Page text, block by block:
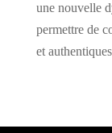
une nouvelle
permettre de
et